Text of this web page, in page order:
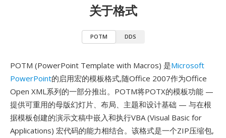
关于格式
POTM DDS
POTM (PowerPoint Template with Macros) 是Microsoft
PowerPoint的启用宏的模板格式,随Office 2007作为Office
Open XML系列的一部分推出。POTM将POTX的模板功能 —
提供可重用的母版幻灯片、布局、主题和设计基础 — 与在根
据模板创建的演示文稿中嵌入和执行VBA (Visual Basic for
Applications) 宏代码的能力相结合。该格式是一个ZIP压缩包,